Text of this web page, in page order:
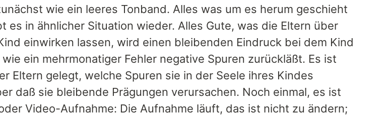
wie ein leeres Tonband. Alles was um es herum geschieht
es in ähnlicher Situation wieder. Alles Gute, was die Eltern über
einwirken lassen, wird einen bleibenden Eindruck bei dem Kind
ein mehrmonatiger Fehler negative Spuren zurückläßt. Es ist
Eltern gelegt, welche Spuren sie in der Seele ihres Kindes
daß sie bleibende Prägungen verursachen. Noch einmal, es ist
Video-Aufnahme: Die Aufnahme läuft, das ist nicht zu ändern;